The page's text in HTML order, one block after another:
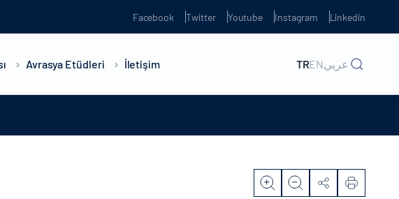
Facebook Twitter Youtube Instagram Linkedin
Avrasya Etüdleri İletişim TRENعربي